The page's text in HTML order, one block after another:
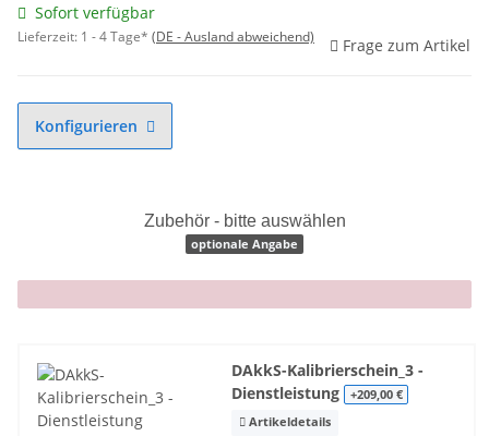
Sofort verfügbar
Lieferzeit: 1 - 4 Tage* (DE - Ausland abweichend) Frage zum Artikel
Konfigurieren
Zubehör - bitte auswählen
optionale Angabe
x
DAkkS-Kalibrierschein_3 -
Dienstleistung +209,00 €
Artikeldetails